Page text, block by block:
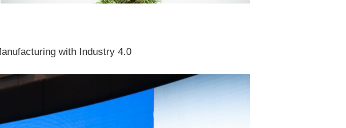
with Industry 4.0